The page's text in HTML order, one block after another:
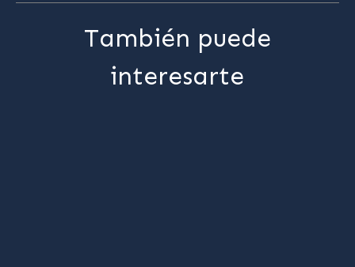
También puede
interesarte